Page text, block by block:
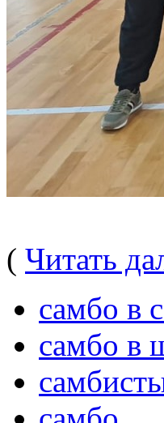
( Читать
самбо в
самбо в